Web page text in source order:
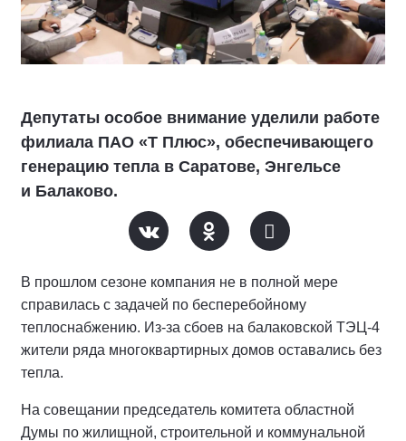
Депутаты особое внимание уделили работе
филиала ПАО «Т Плюс», обеспечивающего
генерацию тепла в Саратове, Энгельсе
и Балаково.
В прошлом сезоне компания не в полной мере
справилась с задачей по бесперебойному
теплоснабжению. Из-за сбоев на балаковской ТЭЦ-4
жители ряда многоквартирных домов оставались без
тепла.
На совещании председатель комитета областной
Думы по жилищной, строительной и коммунальной